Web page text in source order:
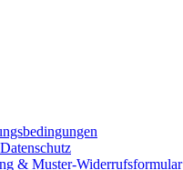
& Muster-Widerrufsformular